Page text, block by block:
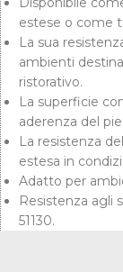
estese o come
La sua
ambienti
ristorativo.
La superficie
aderenza del
La resistenza
estesa in
Adatto per
Resistenza agli
51130.